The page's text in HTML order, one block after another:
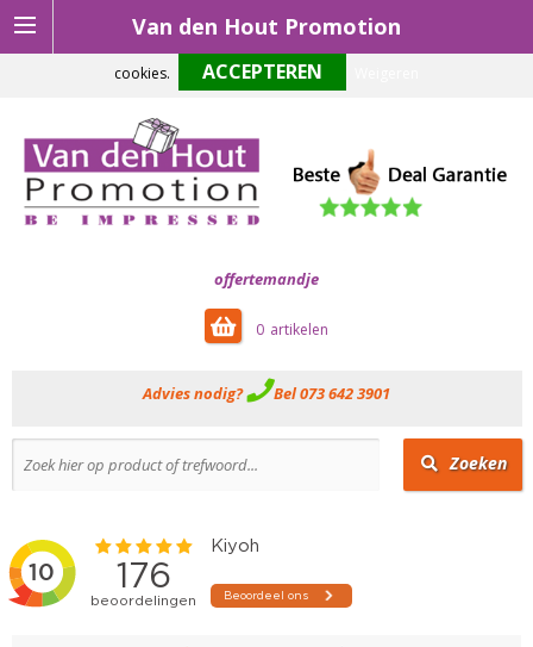
Van den Hout Promotion
offertemandje
0
Advies nodig? Bel 073 642 3901
Zoeken
Om onze website optimaal te laten functioneren maken wij gebruik van
cookies.